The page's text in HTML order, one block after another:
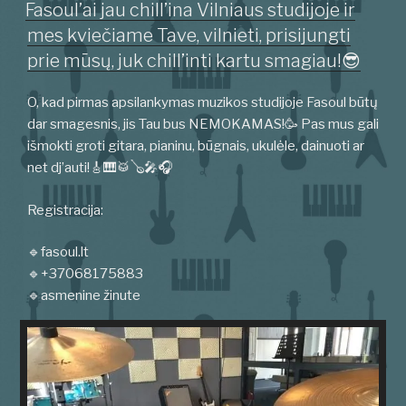
Fasoul’ai jau chill’ina Vilniaus studijoje ir
mes kviečiame Tave, vilnieti, prisijungti
prie mūsų, juk chill’inti kartu smagiau!😎
O, kad pirmas apsilankymas muzikos studijoje Fasoul būtų
dar smagesnis, jis Tau bus NEMOKAMAS!🥳 Pas mus gali
išmokti groti gitara, pianinu, būgnais, ukulėle, dainuoti ar
net dj’auti!🎸🎹🥁🪕🎤🎧
Registracija:
🔹fasoul.lt
🔹+37068175883
🔹asmenine žinute